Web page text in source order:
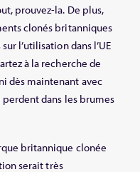
prouvez-la. De plus,
clonés britanniques
l’utilisation dans l’UE
à la recherche de
dès maintenant avec
perdent dans les brumes
britannique clonée
serait très